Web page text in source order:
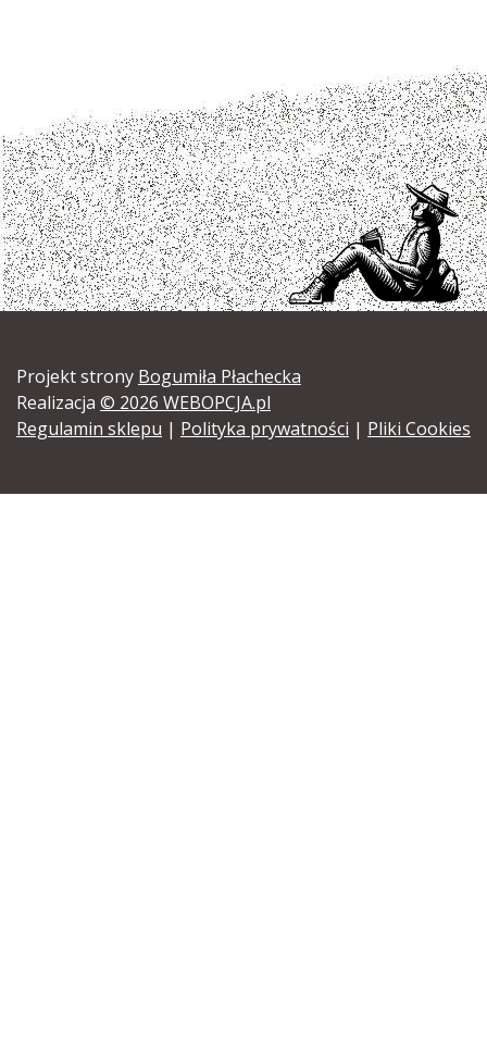
Projekt strony Bogumiła Płachecka
Realizacja © 2026 WEBOPCJA.pl
Regulamin sklepu | Polityka prywatności | Pliki Cookies